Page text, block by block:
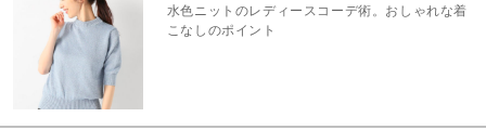
水色ニットのレディースコーデ術。おしゃれな着
こなしのポイント